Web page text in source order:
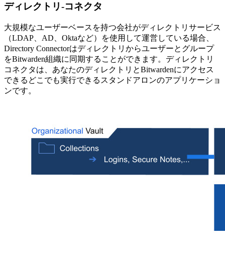
ディレクトリ-コネクタ
大規模なユーザーベースを持つ会社がディレクトリサービス
（LDAP、AD、Oktaなど）を使用して運営している場合、
Directory Connectorはディレクトリからユーザーとグループ
をBitwarden組織に同期することができます。ディレクトリ
コネクタは、あなたのディレクトリとBitwardenにアクセス
できるどこでも実行できるスタンドアロンのアプリケーショ
ンです。